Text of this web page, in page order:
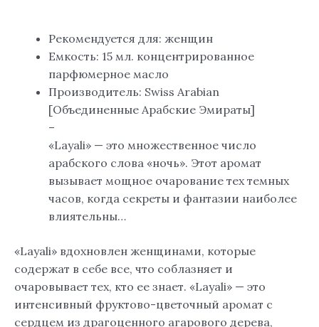
Рекомендуется для: женщин
Емкость: 15 мл. концентрированное
парфюмерное масло
Производитель: Swiss Arabian
[Объединенные Арабские Эмираты]
–
«Layali» — это множественное число
арабского слова «ночь». Этот аромат
вызывает мощное очарование тех темных
часов, когда секреты и фантазии наиболее
влиятельны…
«Layali» вдохновлен женщинами, которые
содержат в себе все, что соблазняет и
очаровывает тех, кто ее знает. «Layali» — это
интенсивный фруктово-цветочный аромат с
сердцем из драгоценного агарового дерева,